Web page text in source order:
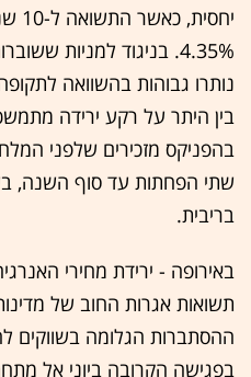
4.35%. בניגוד למניות
נותרו גבוהות בהשוואה
בין היתר על רקע ירידה
בהפניקס מזכירים שלפני
שתי הפחתות עד סוף השנה,
בריבית.
באירופה - ירידת מחירי
תשואות אגרות החוב של